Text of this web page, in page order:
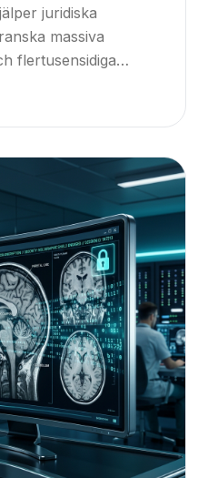
juridiska
massiva
flertusensidiga
och säker, fotofri